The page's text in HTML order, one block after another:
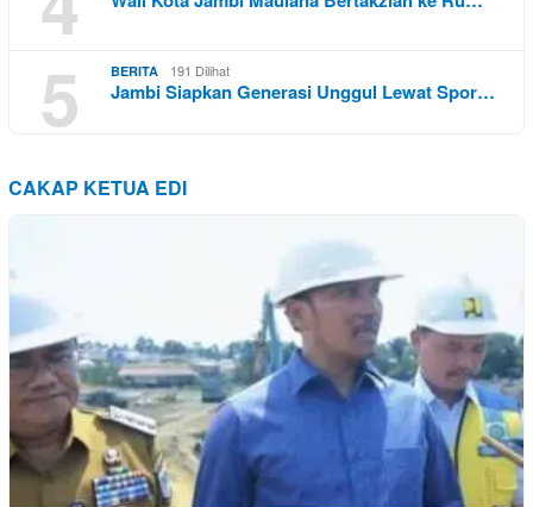
5 BERITA 191 Dilihat
Jambi Siapkan Generasi Unggul Lewat Spor…
CAKAP KETUA EDI